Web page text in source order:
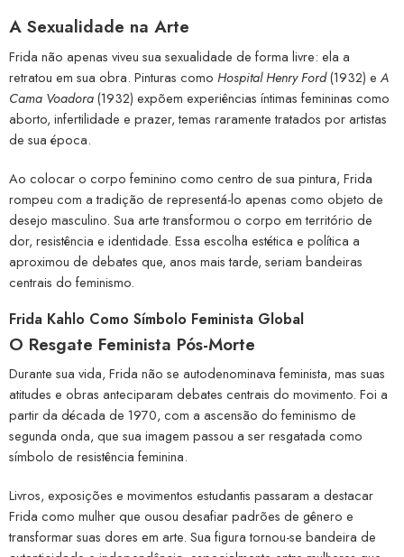
A Sexualidade na Arte
Frida não apenas viveu sua sexualidade de forma livre: ela a
retratou em sua obra. Pinturas como Hospital Henry Ford(1932) e A
Cama Voadora(1932) expõem experiências íntimas femininas como
aborto, infertilidade e prazer, temas raramente tratados por artistas
de sua época.
Ao colocar o corpo feminino como centro de sua pintura, Frida
rompeu com a tradição de representá-lo apenas como objeto de
desejo masculino. Sua arte transformou o corpo em território de
dor, resistência e identidade. Essa escolha estética e política a
aproximou de debates que, anos mais tarde, seriam bandeiras
centrais do feminismo.
Frida Kahlo Como Símbolo Feminista Global
O Resgate Feminista Pós-Morte
Durante sua vida, Frida não se autodenominava feminista, mas suas
atitudes e obras anteciparam debates centrais do movimento. Foi a
partir da década de 1970, com a ascensão do feminismo de
segunda onda, que sua imagem passou a ser resgatada como
símbolo de resistência feminina.
Livros, exposições e movimentos estudantis passaram a destacar
Frida como mulher que ousou desafiar padrões de gênero e
transformar suas dores em arte. Sua figura tornou-se bandeira de